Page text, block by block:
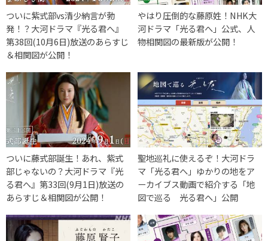
ついに紫式部vs清少納言が勃
発！？大河ドラマ『光る君へ』
第38回(10月6日)放送のあらすじ
＆相関図が公開！
やはり圧倒的な藤原姓！NHK大
河ドラマ「光る君へ」公式、人
物相関図の最新版が公開！
ついに藤式部誕生！あれ、紫式
部じゃないの？大河ドラマ『光
る君へ』第33回(9月1日)放送の
あらすじ＆相関図が公開！
聖地巡礼に使えるぞ！大河ドラ
マ「光る君へ」ゆかりの地をア
ーカイブス動画で紹介する「地
図で巡る 光る君へ」公開